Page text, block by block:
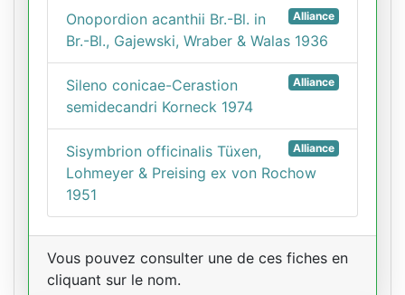
Alliance
Onopordion acanthii Br.-Bl. in
Br.-Bl., Gajewski, Wraber & Walas 1936
Alliance
Sileno conicae-Cerastion
semidecandri Korneck 1974
Alliance
Sisymbrion officinalis Tüxen,
Lohmeyer & Preising ex von Rochow
1951
Vous pouvez consulter une de ces fiches en
cliquant sur le nom.